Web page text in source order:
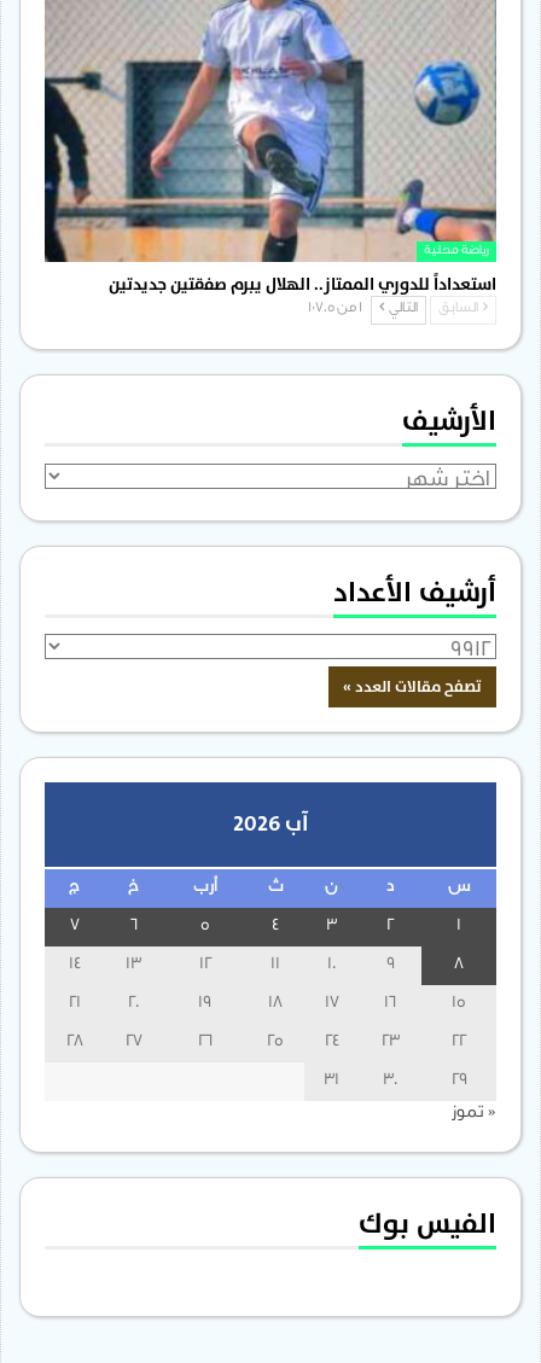
رياضة محلية
استعداداً للدوري الممتاز.. الهلال يبرم صفقتين جديدتين
السابق التالي
الأرشيف
الأرشيف
أرشيف الأعداد
آب 2026
س ن ث أرب خ ج
3
13
14
15
16
17
18
19
20
21
22
23
24
25
26
27
28
29
30
31
« تموز
الفيس بوك